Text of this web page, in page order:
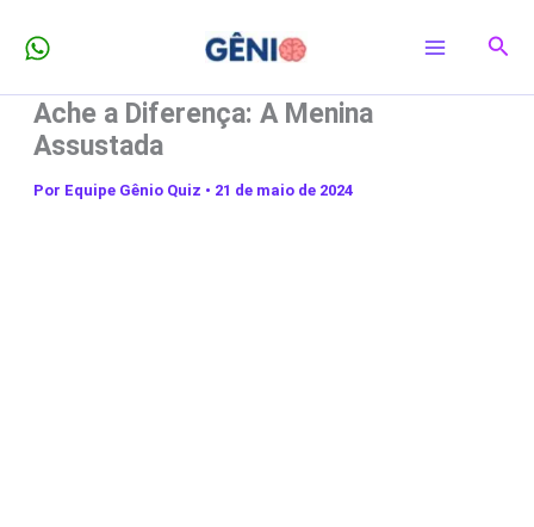
para
conteúdo
Ache a Diferença: A Menina
Assustada
Por Equipe Gênio Quiz • 21 de maio de 2024